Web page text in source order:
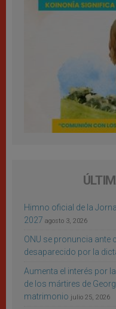
Himno oficial de la
2027 agosto 3, 2026
ONU se pronuncia
desaparecido por la
Aumenta el interés por
de los mártires de
matrimonio julio 25, 2026